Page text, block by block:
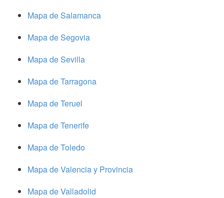
Mapa de Salamanca
Mapa de Segovia
Mapa de Sevilla
Mapa de Tarragona
Mapa de Teruel
Mapa de Tenerife
Mapa de Toledo
Mapa de Valencia y Provincia
Mapa de Valladolid